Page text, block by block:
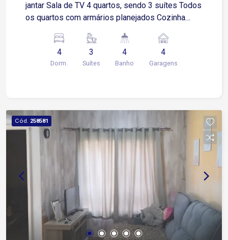
jantar Sala de TV 4 quartos, sendo 3 suítes Todos
os quartos com armários planejados Cozinha
eletrodomésticos Despensa Área gourmet
Piscina Garagem para 4 carros, sendo 2 vagas
cobertas Condomínio de alto padrão na divisa
Esplanada Infraestrutura do condomínio Portaria
e segurança 24 horas Piscinas Academia Salão
de festas Quadras esportivas Quadras de tênis
4
Dorm.
3
Suítes
4
Banho
4
Garagens
Cód. 258581